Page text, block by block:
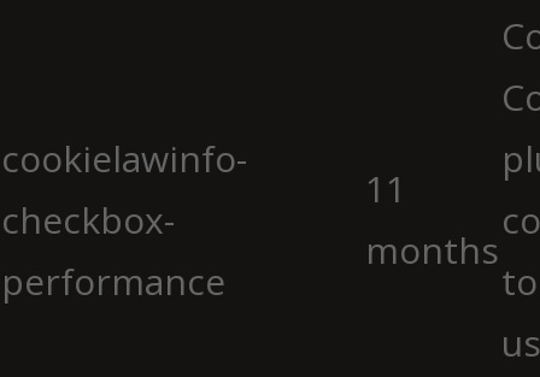
cookielawinfo-
checkbox-
performance
11
months